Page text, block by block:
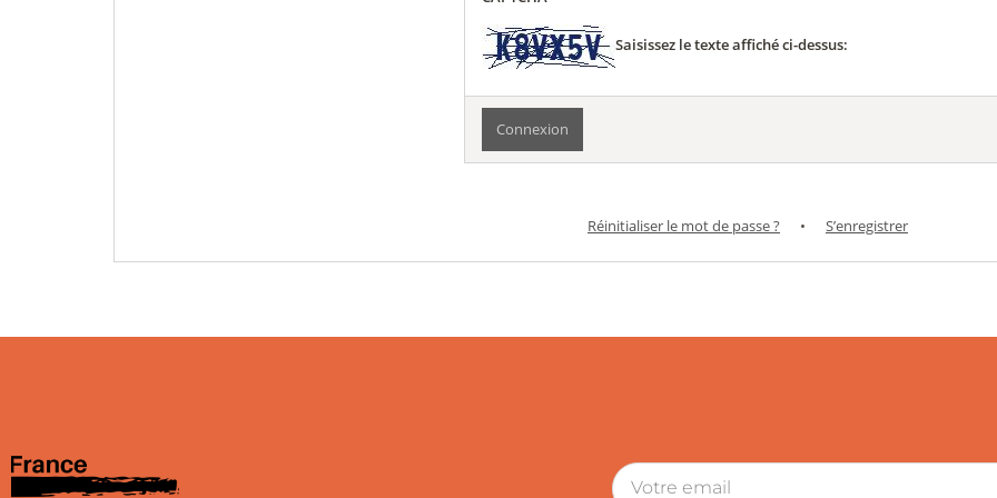
Saisissez le texte affiché ci-dessus:
Réinitialiser le mot de passe ? • S’enregistrer